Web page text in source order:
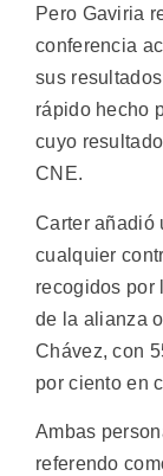
Pero Gaviria
conferencia
sus
rápido hecho
cuyo
CNE.
Carter añadió
cualquier
recogidos por
de la alianza
Chávez, con
por ciento en
Ambas
referendo